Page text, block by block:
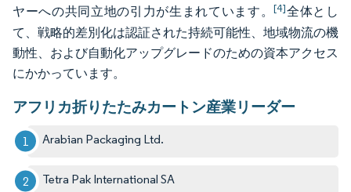
ヤーへの共同立地の引力が生まれています。[4]全体とし
て、戦略的差別化は認証された持続可能性、地域物流の機
動性、および自動化アップグレードのための資本アクセス
にかかっています。
アフリカ折りたたみカートン産業リーダー
Arabian Packaging Ltd.
Tetra Pak International SA